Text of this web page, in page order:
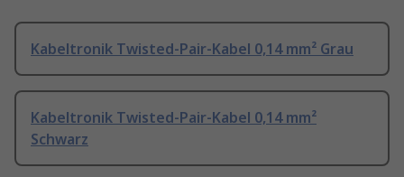
Kabeltronik Twisted-Pair-Kabel 0,14 mm² Grau
Kabeltronik Twisted-Pair-Kabel 0,14 mm²
Schwarz